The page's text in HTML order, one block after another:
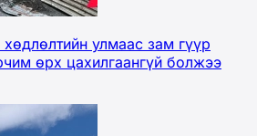
улмаас зам гүүр
өрх цахилгаангүй болжээ